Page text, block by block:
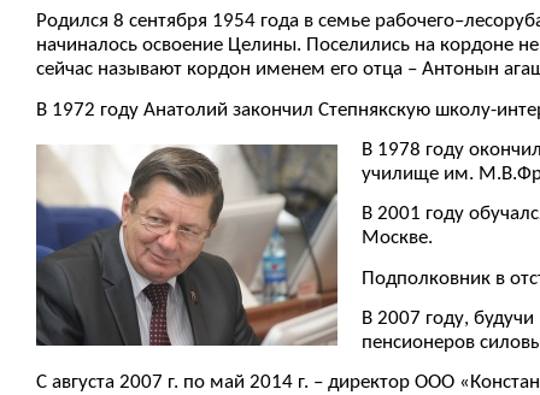
Родился 8 сентября 1954 года в семье
начиналось освоение Целины. Поселились на кордоне
сейчас называют кордон именем его отца – Антонын
В 1972 году Анатолий закончил Степнякскую школу-
В 1978 году
училище им.
В 2001 году
Москве.
Подполковник в
В 2007 году,
пенсионеров
С августа 2007 г. по май 2014 г. – директор ООО